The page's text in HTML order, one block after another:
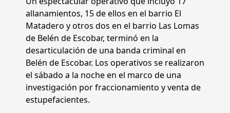
allanamientos, 15 de ellos en el barrio El
Matadero y otros dos en el barrio Las Lomas
de Belén de Escobar, terminó en la
desarticulación de una banda criminal en
Belén de Escobar. Los operativos se realizaron
el sábado a la noche en el marco de una
investigación por fraccionamiento y venta de
estupefacientes.